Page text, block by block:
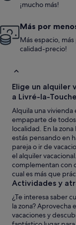
¡mucho más!
Más por
Más espacio,
calidad-precio!
Elige un alquiler
a Livré-la-Touche
Alquila una vivienda
empaparte de
localidad. En la
estás pensando en
pareja o ir de
el alquiler
complementan con
cual es más que
Actividades y
¿Te interesa saber
la zona? Aprovecha
vacaciones y